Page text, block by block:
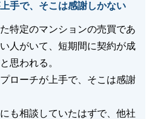
手で、そこは感謝しかない
特定のマンションの売買であ
人がいて、短期間に契約が成
思われる。
ローチが上手で、そこは感謝
も相談していたはずで、他社